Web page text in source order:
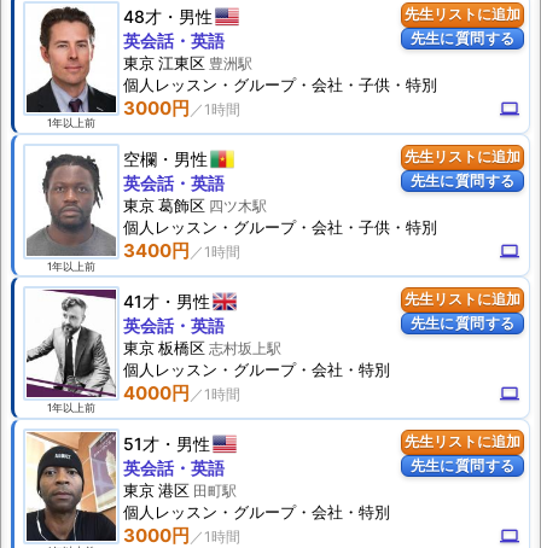
先生リストに追加
先生に質問する
1年以上前
48才 男性
3000円 computer
英会話・英語
東京 江東区 豊洲駅
個人 レッスン ・グループ・会社・子供・特別
先生リストに追加
先生に質問する
1年以上前
空欄 男性
3400円 computer
英会話・英語
東京 葛飾区 四ツ木駅
個人 レッスン ・グループ・会社・子供・特別
先生リストに追加
先生に質問する
1年以上前
41才 男性
4000円 computer
英会話・英語
東京 板橋区 志村坂上駅
個人 レッスン ・グループ・会社・特別
先生リストに追加
先生に質問する
51才 男性
3000円 computer
英会話・英語
東京 港区 田町駅
個人 レッスン ・グループ・会社・特別